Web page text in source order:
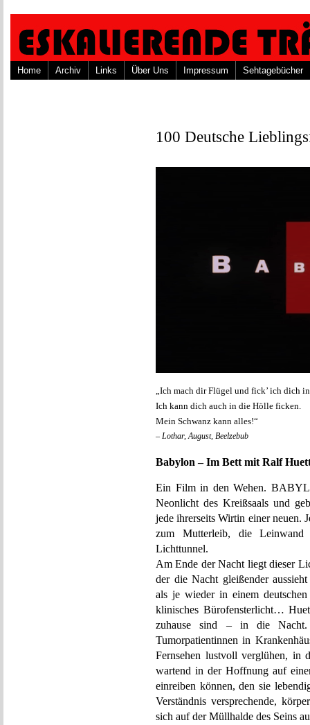
Home Archiv Links Über Uns Impressum Sehtagebücher
100 Deutsche
„Ich mach dir Flügel und fick’ ich dich
Ich kann dich auch in die Hölle ficken.
Mein Schwanz kann alles!“
– Lothar, August, Beelzebub
Babylon – Im Bett mit Ralf
Ein Film in den Wehen.
Neonlicht des Kreißsaals und
jede ihrerseits Wirtin einer neuen.
zum Mutterleib, die
Lichttunnel.
Am Ende der Nacht liegt dieser
der die Nacht gleißender
als je wieder in einem
klinisches Bürofensterlicht…
zuhause sind – in die
Tumorpatientinnen in
Fernsehen lustvoll verglühen, in
wartend in der Hoffnung auf
einreiben können, den sie
Verständnis versprechende,
sich auf der Müllhalde des Seins